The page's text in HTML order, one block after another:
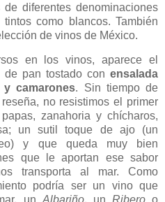
diferentes denominaciones
tintos como blancos. También
de vinos de México.
en los vinos, aparece el
de pan tostado con ensalada
camarones. Sin tiempo de
no resistimos el primer
zanahoria y chícharos,
un sutil toque de ajo (un
y que queda muy bien
que le aportan ese sabor
transporta al mar. Como
podría ser un vino que